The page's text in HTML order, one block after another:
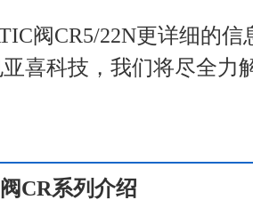
阀CR5/22N更详细的
喜科技，我们将尽全力
CR系列介绍